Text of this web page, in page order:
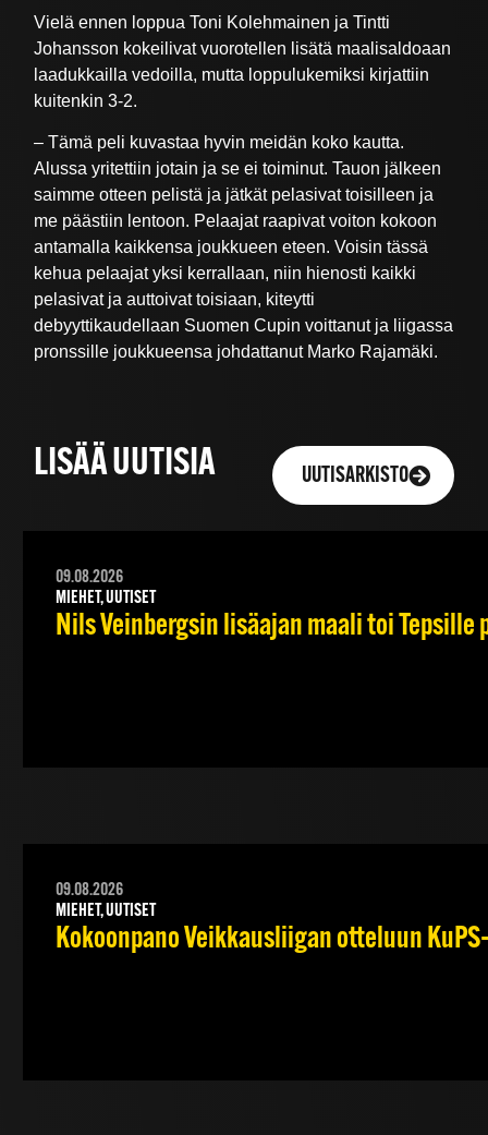
Vielä ennen loppua Toni Kolehmainen ja Tintti
Johansson kokeilivat vuorotellen lisätä maalisaldoaan
laadukkailla vedoilla, mutta loppulukemiksi kirjattiin
kuitenkin 3-2.
– Tämä peli kuvastaa hyvin meidän koko kautta.
Alussa yritettiin jotain ja se ei toiminut. Tauon jälkeen
saimme otteen pelistä ja jätkät pelasivat toisilleen ja
me päästiin lentoon. Pelaajat raapivat voiton kokoon
antamalla kaikkensa joukkueen eteen. Voisin tässä
kehua pelaajat yksi kerrallaan, niin hienosti kaikki
pelasivat ja auttoivat toisiaan, kiteytti
debyyttikaudellaan Suomen Cupin voittanut ja liigassa
pronssille joukkueensa johdattanut Marko Rajamäki.
LISÄÄ UUTISIA UUTISARKISTO
09.08.2026
MIEHET, UUTISET
Nils Veinbergsin lisäajan maali toi Tepsille
09.08.2026
MIEHET, UUTISET
Kokoonpano Veikkausliigan otteluun